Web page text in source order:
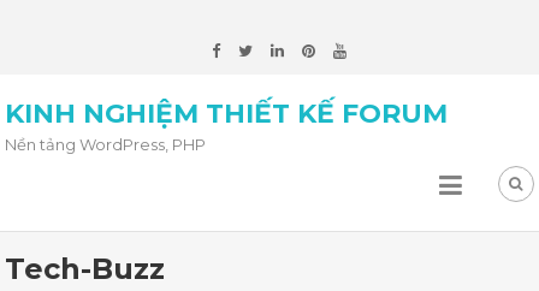
KINH NGHIỆM THIẾT KẾ FORUM
Nền tảng WordPress, PHP
Tech-Buzz